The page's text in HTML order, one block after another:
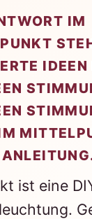
IM
IDEEN
ist eine